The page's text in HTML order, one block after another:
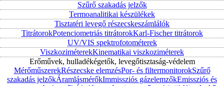
Szűrő szakadás jelzők
Termoanalitikai készülékek
Tisztatéri levegő részecskeszámlálók
TitrátorokPotenciometriás titrátorokKarl-Fischer titrátorok
UV/VIS spektrofotométerek
ViszkoziméterekKinematikai viszkoziméterek
Erőművek, hulladékégetők, levegőtisztaság-védelem
MérőműszerekRészecske elemzésPor- és filtermonitorokSzűrő
szakadás jelzőkÁramlásmérőkImmissziós gázelemzőkEmissziós és